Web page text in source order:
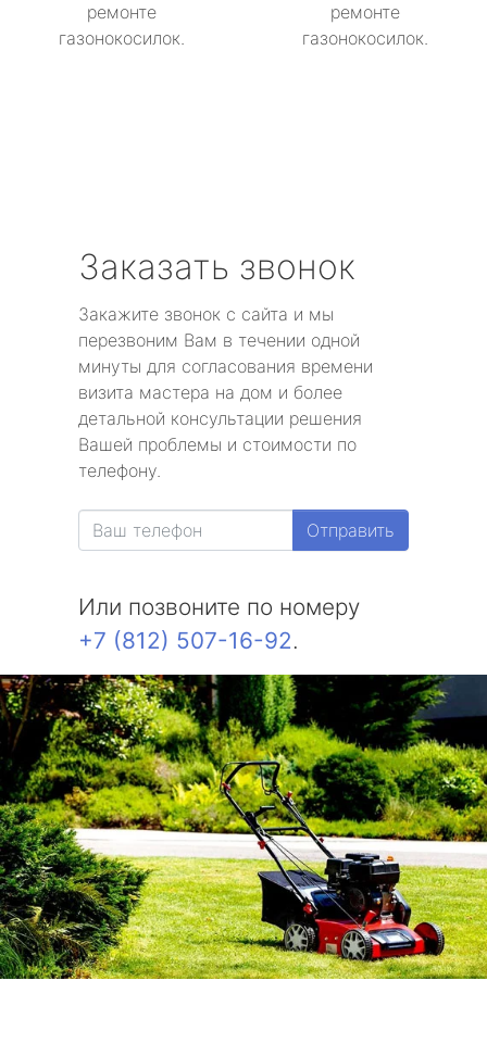
ремонте
газонокосилок.
ремонте
газонокосилок.
Заказать звонок
Закажите звонок с сайта и мы
перезвоним Вам в течении одной
минуты для согласования времени
визита мастера на дом и более
детальной консультации решения
Вашей проблемы и стоимости по
телефону.
Отправить
Или позвоните по номеру
+7 (812) 507-16-92.